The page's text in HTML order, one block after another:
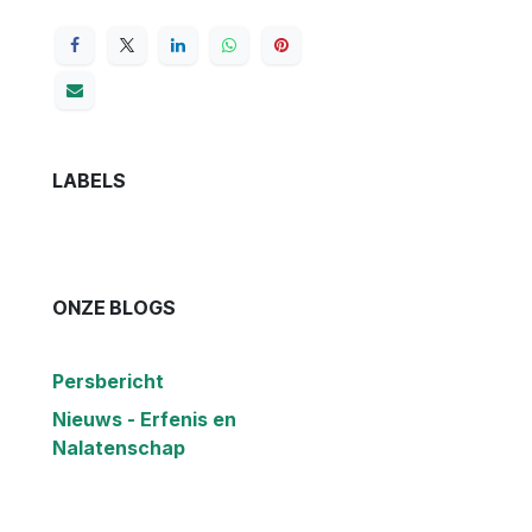
LABELS
ONZE BLOGS
Persbericht
Nieuws - Erfenis en
Nalatenschap